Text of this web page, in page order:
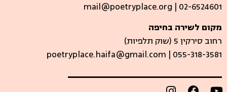
mail@poetryplace.org | 02-6524601
מקום לשירה בחיפה
רחוב סירקין 5 (שוק תלפיות)​
poetryplace.haifa@gmail.com | ​055-318-3581